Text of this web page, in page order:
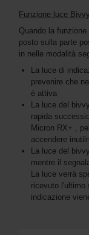
Funzione luce
Quando la
posto sulla parte
in nelle modalità
La luce di
prevenire che
è attiva
La luce del
rapida
Micron RX+ ,
accendere
La luce del
mentre il
La luce verrà
ricevuto l'ultimo
indicazione